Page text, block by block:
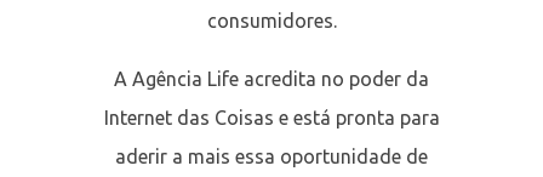
consumidores.
A Agência Life acredita no poder da
Internet das Coisas e está pronta para
aderir a mais essa oportunidade de